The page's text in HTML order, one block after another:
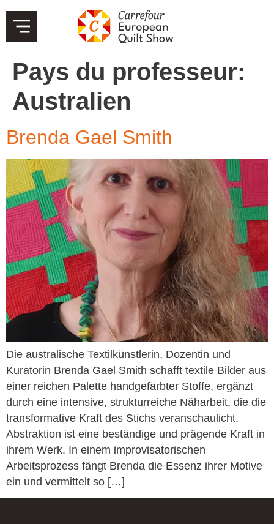
Pays du professeur:
Australien
Brenda Gael Smith
Die australische Textilkünstlerin, Dozentin und
Kuratorin Brenda Gael Smith schafft textile Bilder aus
einer reichen Palette handgefärbter Stoffe, ergänzt
durch eine intensive, strukturreiche Näharbeit, die die
transformative Kraft des Stichs veranschaulicht.
Abstraktion ist eine beständige und prägende Kraft in
ihrem Werk. In einem improvisatorischen
Arbeitsprozess fängt Brenda die Essenz ihrer Motive
ein und vermittelt so […]